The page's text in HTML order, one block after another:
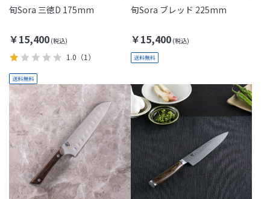
旬Sora 三徳D 175mm
￥15,400
1.0 （1）
旬Sora ブレッド 225mm
￥15,400